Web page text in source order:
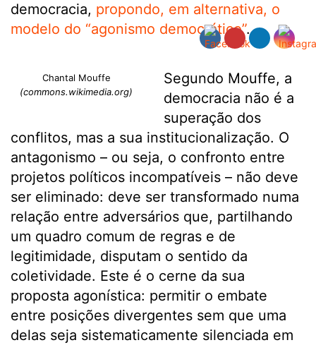
democracia, propondo, em alternativa, o
modelo do “agonismo democrático”.
Chantal Mouffe
(commons.wikimedia.org)
Segundo Mouffe, a
democracia não é a
superação dos
conflitos, mas a sua institucionalização. O
antagonismo – ou seja, o confronto entre
projetos políticos incompatíveis – não deve
ser eliminado: deve ser transformado numa
relação entre adversários que, partilhando
um quadro comum de regras e de
legitimidade, disputam o sentido da
coletividade. Este é o cerne da sua
proposta agonística: permitir o embate
entre posições divergentes sem que uma
delas seja sistematicamente silenciada em